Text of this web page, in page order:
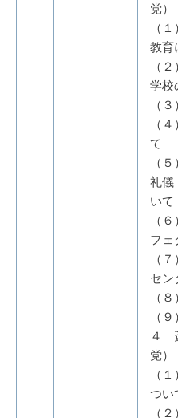
党）
（
教育
（
学校
（
（
て
（
礼儀
いて
（
フェ
（
セン
（
（
４
党）
（
つい
（